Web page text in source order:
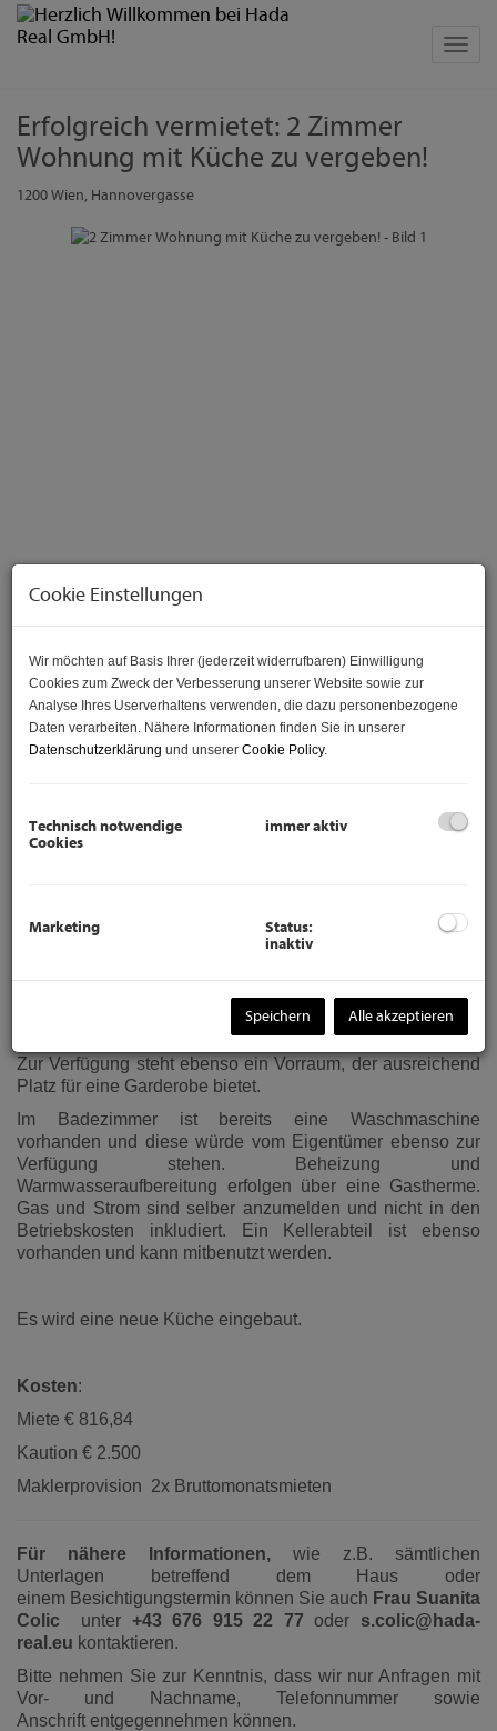
Erfolgreich vermietet: 2 Zimmer
Wohnung mit Küche zu vergeben!
1200 Wien, Hannovergasse
2 Zimmer Wohnung direkt am Hannovermarkt wird befristet
auf 5 Jahre vermietet.
befindet sich diese Wohnung direkt am Hannovermarkt.
Die Wohnung ist sehr hell und hat einen guten Grundriss,
angenehmes Wohngefühl sorgt. Die Wohnung befindet
sich im 5. Liftstock (Lift nur mit Schlüssel benutzbar und
Zur Verfügung steht ebenso ein Vorraum, der ausreichend
Platz für eine Garderobe bietet.
Im Badezimmer ist bereits eine Waschmaschine
vorhanden und diese würde vom Eigentümer ebenso zur
Verfügung stehen. Beheizung und
Warmwasseraufbereitung erfolgen über eine Gastherme.
Gas und Strom sind selber anzumelden und nicht in den
Betriebskosten inkludiert. Ein Kellerabteil ist ebenso
vorhanden und kann mitbenutzt werden.
Es wird eine neue Küche eingebaut.
Kosten:
Miete € 816,84
Kaution € 2.500
Maklerprovision 2x Bruttomonatsmieten
Für nähere Informationen, wie z.B. sämtlichen
Unterlagen betreffend dem Haus oder
einem Besichtigungstermin können Sie auch Frau Suanita
Colic unter +43 676 915 22 77oder s.colic@hada-
real.eu kontaktieren.
Bitte nehmen Sie zur Kenntnis, dass wir nur Anfragen mit
Vor- und Nachname, Telefonnummer sowie
Anschrift entgegennehmen können.
Cookie Einstellungen
Wir möchten auf Basis Ihrer (jederzeit widerrufbaren) Einwilligung
Cookies zum Zweck der Verbesserung unserer Website sowie zur
Analyse Ihres Userverhaltens verwenden, die dazu personenbezogene
Daten verarbeiten. Nähere Informationen finden Sie in unserer
Datenschutzerklärung und unserer Cookie Policy.
Technisch notwendige
Cookies
immer aktiv
Marketing
Status:
inaktiv
Speichern Alle akzeptieren